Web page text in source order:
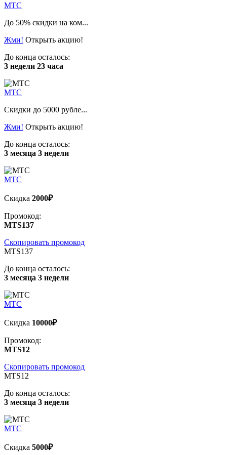
МТС
До 50% скидки на ком...
Жми! Открыть акцию!
До конца осталось:
3 недели 23 часа
МТС
Скидки до 5000 рубле...
Жми! Открыть акцию!
До конца осталось:
3 месяца 3 недели
МТС
Скидка 2000₽
Промокод:
MTS137
Скопировать промокод
MTS137
До конца осталось:
3 месяца 3 недели
МТС
Скидка 10000₽
Промокод:
MTS12
Скопировать промокод
MTS12
До конца осталось:
3 месяца 3 недели
МТС
Скидка 5000₽